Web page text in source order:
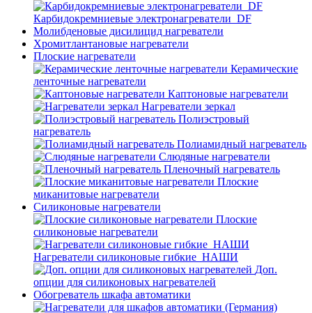
Карбидокремниевые электронагреватели_DF
Молибденовые дисилицид нагреватели
Хромитлантановые нагреватели
Плоские нагреватели
Керамические
ленточные нагреватели
Каптоновые нагреватели
Нагреватели зеркал
Полиэстровый
нагреватель
Полиамидный нагреватель
Слюдяные нагреватели
Пленочный нагреватель
Плоские
миканитовые нагреватели
Силиконовые нагреватели
Плоские
силиконовые нагреватели
Нагреватели силиконовые гибкие_НАШИ
Доп.
опции для силиконовых нагревателей
Обогреватель шкафа автоматики